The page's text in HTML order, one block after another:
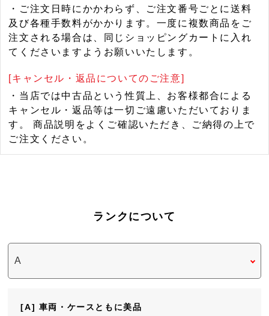
・ご注文日時にかかわらず、ご注文番号ごとに送料
及び各種手数料がかかります。一度に複数商品をご
注文される場合は、同じショッピングカートに入れ
てくださいますようお願いいたします。
[キャンセル・返品についてのご注意]
・当店では中古品という性質上、お客様都合による
キャンセル・返品等は一切ご遠慮いただいておりま
す。 商品説明をよくご確認いただき、ご納得の上で
ご注文ください。
ランクについて
[A] 車両・ケースともに美品